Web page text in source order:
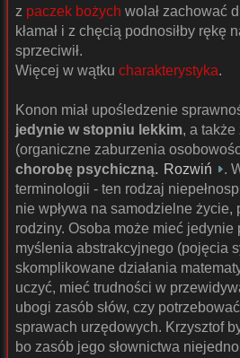
z paczek bożych wolał zachować
kłamał i z chęcią podnosiłby rękę
sprzeciwił.
Więcej w wątku charakterystyka.
Konon miał upośledzenie
jedynie w stopniu lekkim, a
(organiczne zaburzenia
chorobę psychiczną. Rozwiń
.
terminologii - ten rodzaj
nie wpływa na samodzielne życie,
rodziny. Osoba może mieć jedynie
myślenia abstrakcyjnego (pojęcia
skomplikowane działania
uczyć, mieć trudności w
ubogi zasób słów, czy
sprawach urzędowych. Krzysztof
bo zasób jego słownictwa